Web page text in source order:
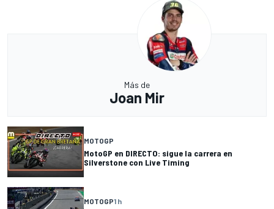
Más de
Joan Mir
MOTOGP
MotoGP en DIRECTO: sigue la carrera en
Silverstone con Live Timing
MOTOGP1 h